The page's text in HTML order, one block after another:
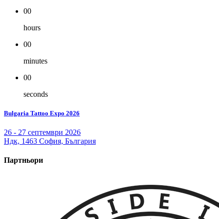
00
hours
00
minutes
00
seconds
Bulgaria Tattoo Expo 2026
26 - 27 септември 2026
Ндк, 1463 София, България
Партньори